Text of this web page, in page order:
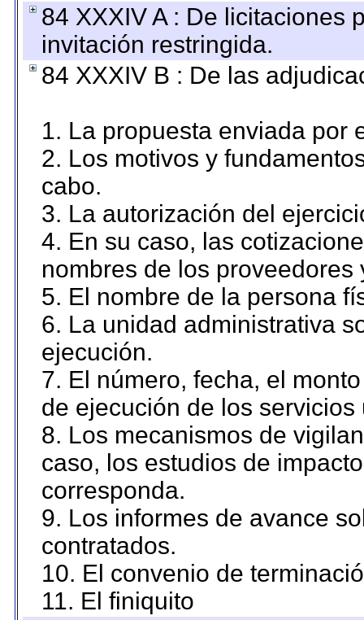
84 XXXIV A : De licitaciones
invitación restringida.
84 XXXIV B : De las
1. La propuesta enviada por
2. Los motivos y
cabo.
3. La autorización del
4. En su caso, las
nombres de los proveedores
5. El nombre de la persona
6. La unidad administrativa
ejecución.
7. El número, fecha, el
de ejecución de los servicios
8. Los mecanismos de
caso, los estudios de
corresponda.
9. Los informes de avance
contratados.
10. El convenio de
11. El finiquito